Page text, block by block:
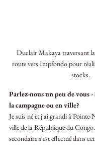
Duclair Makaya traversant
route vers Impfondo pour
stocks.
Parlez-nous un peu de vous
la campagne ou en ville?
Je suis né et j'ai grandi à
ville de la République du
secondaire s'est effectué dans